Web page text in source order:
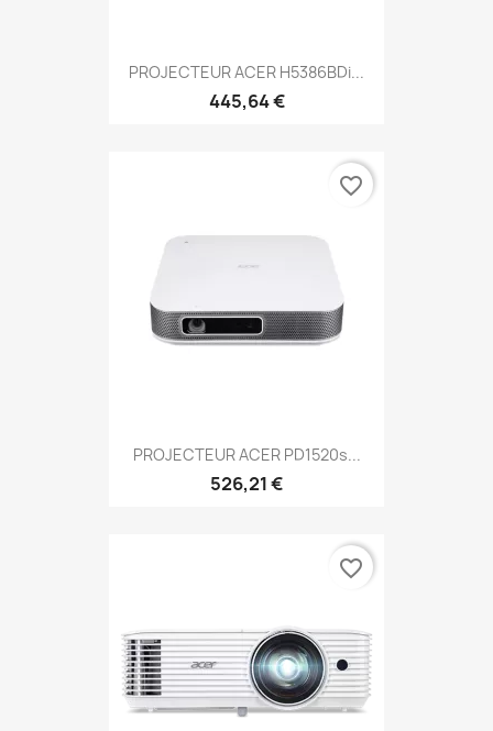
PROJECTEUR ACER H5386BDi...
445,64 €
PROJECTEUR ACER PD1520s...
526,21 €
favorite_border
favorite_border